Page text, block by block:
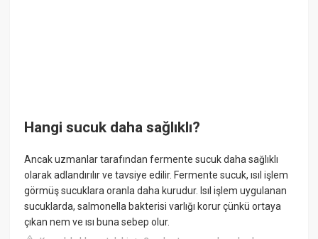
Hangi sucuk daha sağlıklı?
Ancak uzmanlar tarafından fermente sucuk daha sağlıklı
olarak adlandırılır ve tavsiye edilir. Fermente sucuk, ısıl işlem
görmüş sucuklara oranla daha kurudur. Isıl işlem uygulanan
sucuklarda, salmonella bakterisi varlığı korur çünkü ortaya
çıkan nem ve ısı buna sebep olur.